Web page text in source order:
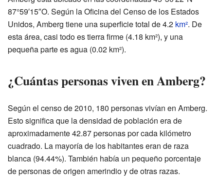
87°59′15″O. Según la Oficina del Censo de los Estados
Unidos, Amberg tiene una superficie total de 4.2 km². De
esta área, casi todo es tierra firme (4.18 km²), y una
pequeña parte es agua (0.02 km²).
¿Cuántas personas viven en Amberg?
Según el censo de 2010, 180 personas vivían en Amberg.
Esto significa que la densidad de población era de
aproximadamente 42.87 personas por cada kilómetro
cuadrado. La mayoría de los habitantes eran de raza
blanca (94.44%). También había un pequeño porcentaje
de personas de origen amerindio y de otras razas.